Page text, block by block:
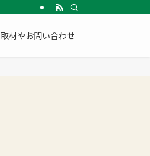
取材やお問い合わせ